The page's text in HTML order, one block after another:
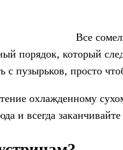
Все
порядок, который
с пузырьков, просто
охлажденному
и всегда